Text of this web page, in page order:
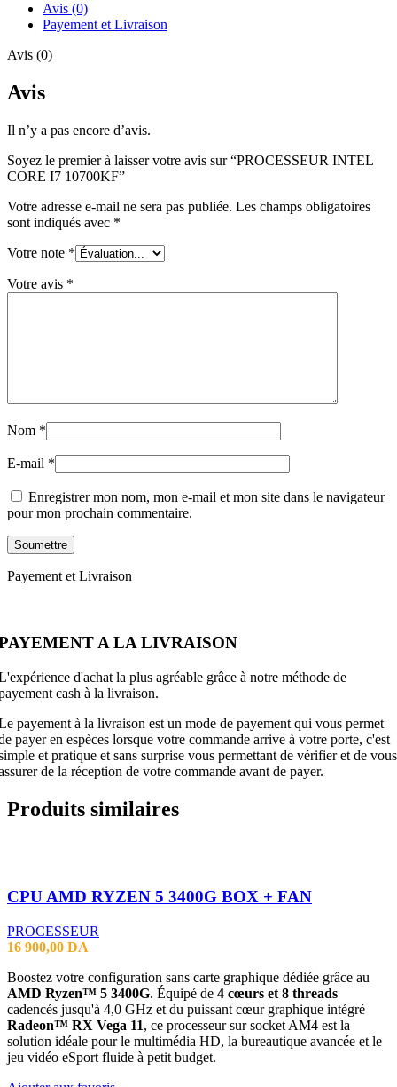
Avis (0)
Payement et Livraison
Avis (0)
Avis
Il n’y a pas encore d’avis.
Soyez le premier à laisser votre avis sur “PROCESSEUR INTEL
CORE I7 10700KF”
Votre adresse e-mail ne sera pas publiée. Les champs obligatoires
sont indiqués avec *
Votre note *
Votre avis *
Nom *
E-mail *
Enregistrer mon nom, mon e-mail et mon site dans le navigateur
pour mon prochain commentaire.
Payement et Livraison
A LA LIVRAISON
d'achat la plus agréable grâce à notre méthode de
cash à la livraison.
payement à la livraison est un mode de payement qui vous permet
payer en espèces lorsque votre commande arrive à votre porte, c'est
et pratique et sans surprise vous permettant de vérifier et de vous
de la réception de votre commande avant de payer.
Produits similaires
CPU AMD RYZEN 5 3400G BOX + FAN
PROCESSEUR
16 900,00 DA
Boostez votre configuration sans carte graphique dédiée grâce au
AMD Ryzen™ 5 3400G. Équipé de 4 cœurs et 8 threads
cadencés jusqu'à 4,0 GHz et du puissant cœur graphique intégré
Radeon™ RX Vega 11, ce processeur sur socket AM4 est la
solution idéale pour le multimédia HD, la bureautique avancée et le
jeu vidéo eSport fluide à petit budget.